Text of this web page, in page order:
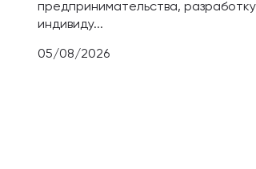
предпринимательства, разработку
индивиду...
05/08/2026